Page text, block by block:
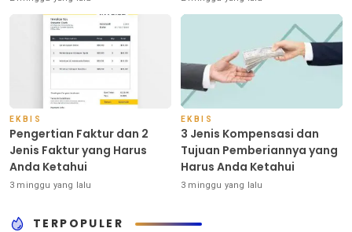
EKBIS
Pengertian Faktur dan 2
Jenis Faktur yang Harus
Anda Ketahui
3 minggu yang lalu
EKBIS
3 Jenis Kompensasi dan
Tujuan Pemberiannya yang
Harus Anda Ketahui
3 minggu yang lalu
TERPOPULER